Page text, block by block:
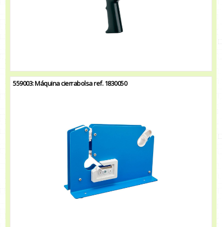
559003: Máquina cierrabolsa ref. 1830050